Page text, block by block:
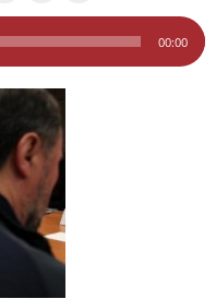
00:00